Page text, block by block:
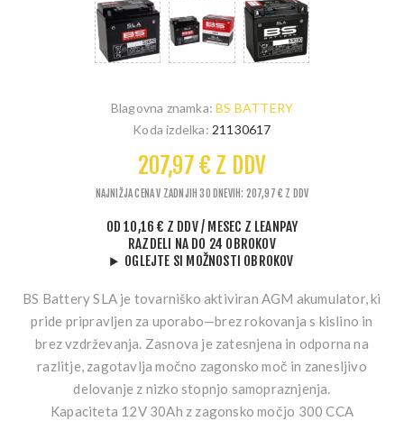
Blagovna znamka: BS BATTERY
Koda izdelka: 21130617
207,97 € Z DDV
NAJNIŽJA CENA V ZADNJIH 30 DNEVIH: 207,97 € Z DDV
OD 10,16 € Z DDV/ MESEC Z LEANPAY
RAZDELI NA DO 24 OBROKOV
OGLEJTE SI MOŽNOSTI OBROKOV
BS Battery SLA je tovarniško aktiviran AGM akumulator, ki
pride pripravljen za uporabo—brez rokovanja s kislino in
brez vzdrževanja. Zasnova je zatesnjena in odporna na
razlitje, zagotavlja močno zagonsko moč in zanesljivo
delovanje z nizko stopnjo samopraznjenja.
Kapaciteta 12V 30Ah z zagonsko močjo 300 CCA